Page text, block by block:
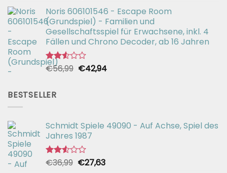
2.49
von 5
Preis
war:
€26,99
ist:
€19,99.
Noris 606101546 - Escape Room
(Grundspiel) - Familien und
Gesellschaftsspiel für Erwachsene, inkl. 4
Fällen und Chrono Decoder, ab 16 Jahren
Bewertet
von 5
€56,99 Ursprünglicher
€42,94Aktueller
BESTSELLER
Schmidt Spiele 49090 - Auf Achse, Spiel des
Jahres 1987
Bewertet
€36,99 Ursprünglicher
€27,63Aktueller